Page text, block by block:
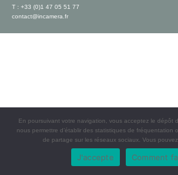
T : +33 (0)1 47 05 51 77
contact@incamera.fr
En poursuivant votre navigation, vous acceptez le dépôt
nous permettre d’établir des statistiques de fréquentation
de partage sur les réseaux sociaux. Vous
J'accepte Comment